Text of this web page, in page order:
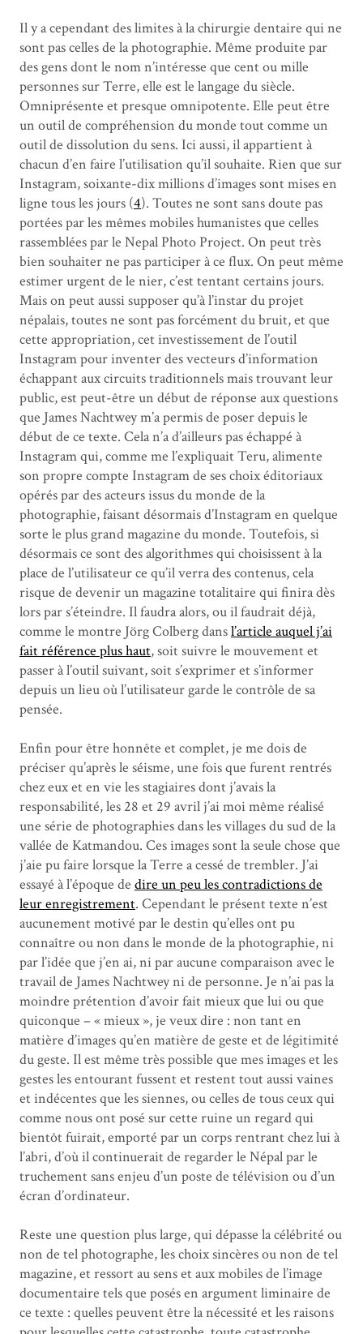
Il y a cependant des limites à la chirurgie dentaire qui ne
sont pas celles de la photographie. Même produite par
des gens dont le nom n’intéresse que cent ou mille
personnes sur Terre, elle est le langage du siècle.
Omniprésente et presque omnipotente. Elle peut être
un outil de compréhension du monde tout comme un
outil de dissolution du sens. Ici aussi, il appartient à
chacun d’en faire l’utilisation qu’il souhaite. Rien que sur
Instagram, soixante-dix millions d’images sont mises en
ligne tous les jours (4). Toutes ne sont sans doute pas
portées par les mêmes mobiles humanistes que celles
rassemblées par le Nepal Photo Project. On peut très
bien souhaiter ne pas participer à ce flux. On peut même
estimer urgent de le nier, c’est tentant certains jours.
Mais on peut aussi supposer qu’à l’instar du projet
népalais, toutes ne sont pas forcément du bruit, et que
cette appropriation, cet investissement de l’outil
Instagram pour inventer des vecteurs d’information
échappant aux circuits traditionnels mais trouvant leur
public, est peut-être un début de réponse aux questions
que James Nachtwey m’a permis de poser depuis le
début de ce texte. Cela n’a d’ailleurs pas échappé à
Instagram qui, comme me l’expliquait Teru, alimente
son propre compte Instagram de ses choix éditoriaux
opérés par des acteurs issus du monde de la
photographie, faisant désormais d’Instagram en quelque
sorte le plus grand magazine du monde. Toutefois, si
désormais ce sont des algorithmes qui choisissent à la
place de l’utilisateur ce qu’il verra des contenus, cela
risque de devenir un magazine totalitaire qui finira dès
lors par s’éteindre. Il faudra alors, ou il faudrait déjà,
comme le montre Jörg Colberg dansl’article auquel j’ai
fait référence plus haut, soit suivre le mouvement et
passer à l’outil suivant, soit s’exprimer et s’informer
depuis un lieu où l’utilisateur garde le contrôle de sa
pensée.
Enfin pour être honnête et complet, je me dois de
préciser qu’après le séisme, une fois que furent rentrés
chez eux et en vie les stagiaires dont j’avais la
responsabilité, les 28 et 29 avril j’ai moi même réalisé
une série de photographies dans les villages du sud de la
vallée de Katmandou. Ces images sont la seule chose que
j’aie pu faire lorsque la Terre a cessé de trembler. J’ai
essayé à l’époque de dire un peu les contradictions de
leur enregistrement. Cependant le présent texte n’est
aucunement motivé par le destin qu’elles ont pu
connaître ou non dans le monde de la photographie, ni
par l’idée que j’en ai, ni par aucune comparaison avec le
travail de James Nachtwey ni de personne. Je n’ai pas la
moindre prétention d’avoir fait mieux que lui ou que
quiconque – « mieux », je veux dire : non tant en
matière d’images qu’en matière de geste et de légitimité
du geste. Il est même très possible que mes images et les
gestes les entourant fussent et restent tout aussi vaines
et indécentes que les siennes, ou celles de tous ceux qui
comme nous ont posé sur cette ruine un regard qui
bientôt fuirait, emporté par un corps rentrant chez lui à
l’abri, d’où il continuerait de regarder le Népal par le
truchement sans enjeu d’un poste de télévision ou d’un
écran d’ordinateur.
Reste une question plus large, qui dépasse la célébrité ou
non de tel photographe, les choix sincères ou non de tel
magazine, et ressort au sens et aux mobiles de l’image
documentaire tels que posés en argument liminaire de
ce texte : quelles peuvent être la nécessité et les raisons